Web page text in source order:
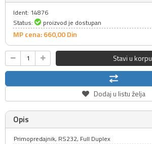
Ident: 14876
Status:
proizvod je dostupan
MP cena: 660,00Din
Stavi u korpu
Dodaj u listu želja
Opis
Primopredajnik, RS232, Full Duplex